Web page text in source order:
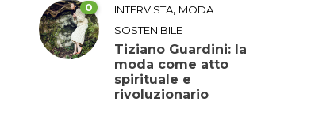
0 INTERVISTA, MODA
SOSTENIBILE
Tiziano Guardini: la
moda come atto
spirituale e
rivoluzionario